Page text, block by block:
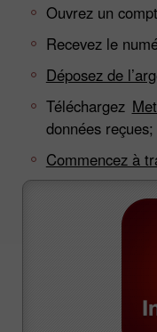
Ouvrez un
Recevez le
Déposez de
Téléchargez
données reçues;
Commencez à